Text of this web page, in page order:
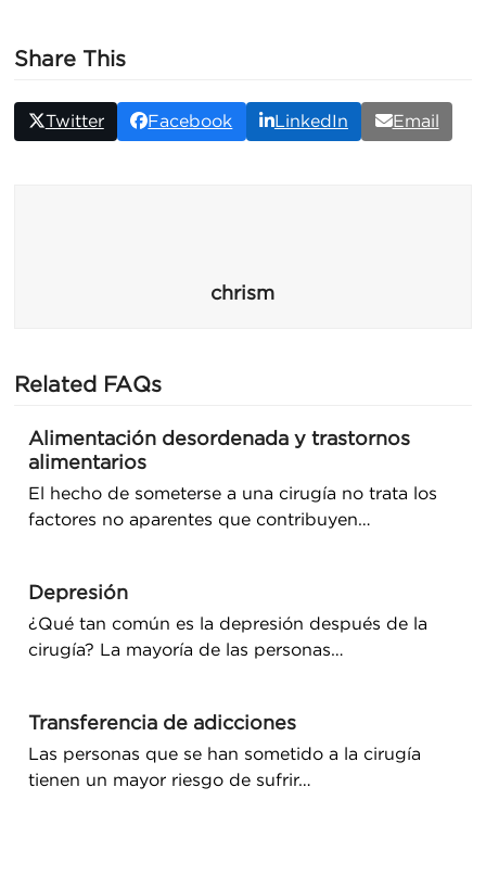
Share This
Twitter Facebook LinkedIn Email
chrism
Related FAQs
Alimentación desordenada y trastornos
alimentarios
El hecho de someterse a una cirugía no trata los
factores no aparentes que contribuyen…
Depresión
¿Qué tan común es la depresión después de la
cirugía? La mayoría de las personas…
Transferencia de adicciones
Las personas que se han sometido a la cirugía
tienen un mayor riesgo de sufrir…